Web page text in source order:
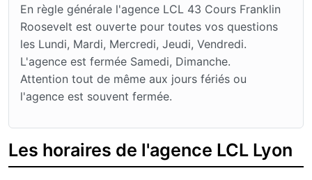
En règle générale l'agence LCL 43 Cours Franklin
Roosevelt est ouverte pour toutes vos questions
les Lundi, Mardi, Mercredi, Jeudi, Vendredi.
L'agence est fermée Samedi, Dimanche.
Attention tout de même aux jours fériés ou
l'agence est souvent fermée.
Les horaires de l'agence LCL Lyon